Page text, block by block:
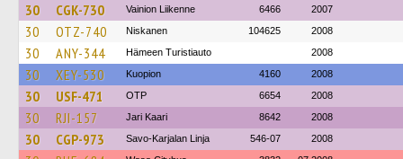
30 CGK-730 Vainion Liikenne 6466 2007
30 OTZ-740 Niskanen 104625 2008
30 ANY-344 Hämeen Turistiauto 2008
30 XEY-530 Kuopion 4160 2008
30 USF-471 OTP 6654 2008
30 RJI-157 Jari Kaari 8642 2008
30 CGP-973 Savo-Karjalan Linja 546-07 2008